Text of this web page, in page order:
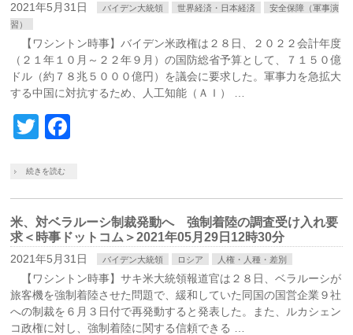
2021年5月31日 バイデン大統領 世界経済・日本経済
安全保障（軍事演
習）
【ワシントン時事】バイデン米政権は２８日、２０２２会計年度
（２１年１０月～２２年９月）の国防総省予算として、７１５０億
ドル（約７８兆５０００億円）を議会に要求した。軍事力を急拡大
する中国に対抗するため、人工知能（ＡＩ） …
Twitter
続きを読む
米、対ベラルーシ制裁発動へ 強制着陸の調査受け入れ要
求＜時事ドットコム＞2021年05月29日12時30分
2021年5月31日 バイデン大統領 ロシア 人権・人種・差別
【ワシントン時事】サキ米大統領報道官は２８日、ベラルーシが
旅客機を強制着陸させた問題で、緩和していた同国の国営企業９社
への制裁を６月３日付で再発動すると発表した。また、ルカシェン
コ政権に対し、強制着陸に関する信頼できる …